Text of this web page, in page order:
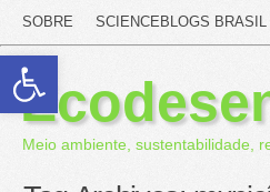
Abrir a barra de
SOBRE SCIENCEBLOGS BRASIL
Meio ambiente, sustentabilidade,